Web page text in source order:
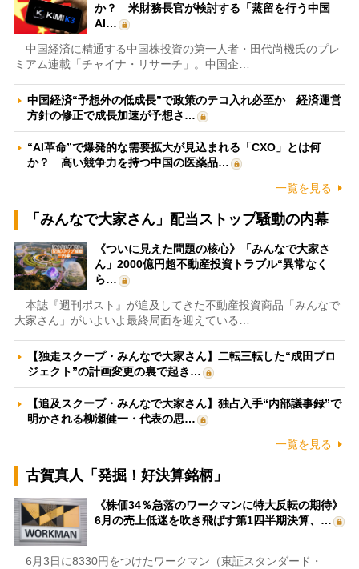
か？ 米財務長官が検討する「蒸留を行う中国
AI…
中国経済に精通する中国株投資の第一人者・田代尚機氏のプレ
ミアム連載「チャイナ・リサーチ」。中国企…
中国経済“予想外の低成長”で政策のテコ入れ必至か 経済運営
方針の修正で成長加速が予想さ…
“AI革命”で爆発的な需要拡大が見込まれる「CXO」とは何
か？ 高い競争力を持つ中国の医薬品…
一覧を見る
「みんなで大家さん」配当ストップ騒動の内幕
《ついに見えた問題の核心》「みんなで大家さ
ん」2000億円超不動産投資トラブル“異常なく
ら…
本誌『週刊ポスト』が追及してきた不動産投資商品「みんなで
大家さん」がいよいよ最終局面を迎えている…
【独走スクープ・みんなで大家さん】二転三転した“成田プロ
ジェクト”の計画変更の裏で起き…
【追及スクープ・みんなで大家さん】独占入手“内部議事録”で
明かされる柳瀬健一・代表の思…
一覧を見る
古賀真人「発掘！好決算銘柄」
《株価34％急落のワークマンに特大反転の期待》
6月の売上低迷を吹き飛ばす第1四半期決算、…
6月3日に8330円をつけたワークマン（東証スタンダード・